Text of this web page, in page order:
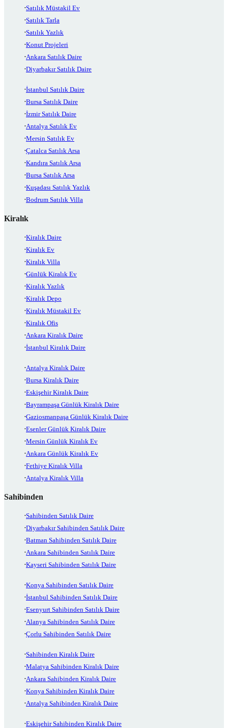
Satılık Müstakil Ev
Satılık Tarla
Satılık Yazlık
Konut Projeleri
Ankara Satılık Daire
Diyarbakır Satılık Daire
İstanbul Satılık Daire
Bursa Satılık Daire
İzmir Satılık Daire
Antalya Satılık Ev
Mersin Satılık Ev
Çatalca Satılık Arsa
Kandıra Satılık Arsa
Bursa Satılık Arsa
Kuşadası Satılık Yazlık
Bodrum Satılık Villa
Kiralık
Kiralık Daire
Kiralık Ev
Kiralık Villa
Günlük Kiralık Ev
Kiralık Yazlık
Kiralık Depo
Kiralık Müstakil Ev
Kiralık Ofis
Ankara Kiralık Daire
İstanbul Kiralık Daire
Antalya Kiralık Daire
Bursa Kiralık Daire
Eskişehir Kiralık Daire
Bayrampaşa Günlük Kiralık Daire
Gaziosmanpaşa Günlük Kiralık Daire
Esenler Günlük Kiralık Daire
Mersin Günlük Kiralık Ev
Ankara Günlük Kiralık Ev
Fethiye Kiralık Villa
Antalya Kiralık Villa
Sahibinden
Sahibinden Satılık Daire
Diyarbakır Sahibinden Satılık Daire
Batman Sahibinden Satılık Daire
Ankara Sahibinden Satılık Daire
Kayseri Sahibinden Satılık Daire
Konya Sahibinden Satılık Daire
İstanbul Sahibinden Satılık Daire
Esenyurt Sahibinden Satılık Daire
Alanya Sahibinden Satılık Daire
Çorlu Sahibinden Satılık Daire
Sahibinden Kiralık Daire
Malatya Sahibinden Kiralık Daire
Ankara Sahibinden Kiralık Daire
Konya Sahibinden Kiralık Daire
Antalya Sahibinden Kiralık Daire
Eskişehir Sahibinden Kiralık Daire